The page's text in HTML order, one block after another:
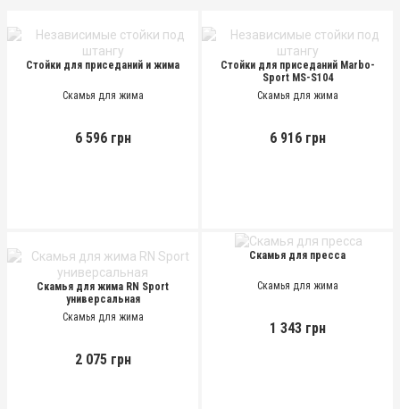
Стойки для приседаний и жима
Скамья для жима
6 596 грн
Стойки для приседаний Marbo-
Sport MS-S104
Скамья для жима
6 916 грн
Скамья для жима RN Sport
универсальная
Скамья для жима
2 075 грн
Скамья для пресса
Скамья для жима
1 343 грн